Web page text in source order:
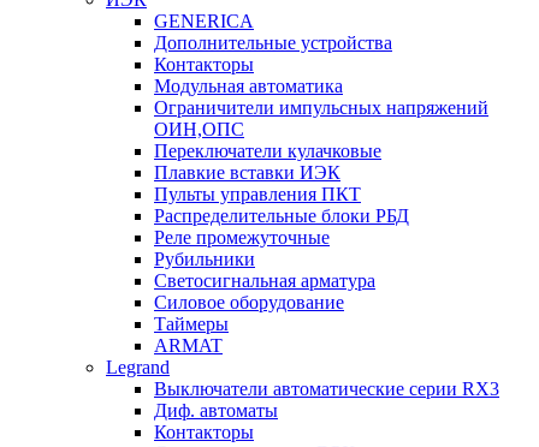
GENERICA
Дополнительные устройства
Контакторы
Модульная автоматика
Ограничители импульсных напряжений
ОИН,ОПС
Переключатели кулачковые
Плавкие вставки ИЭК
Пульты управления ПКТ
Распределительные блоки РБД
Реле промежуточные
Рубильники
Светосигнальная арматура
Силовое оборудование
Таймеры
ARMAT
Legrand
Выключатели автоматические серии RX3
Диф. автоматы
Контакторы